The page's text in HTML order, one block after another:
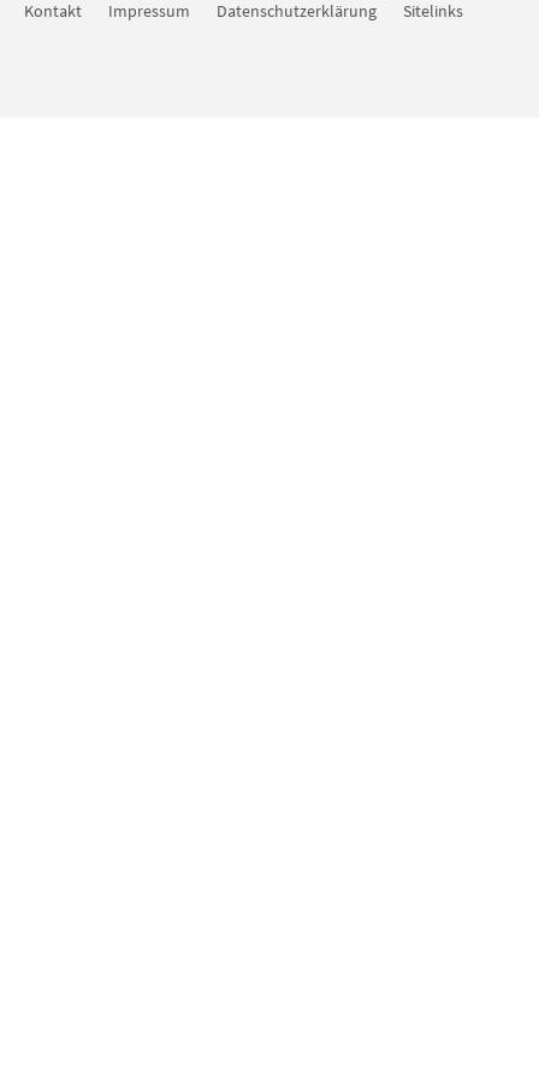
Kontakt Impressum Datenschutzerklärung Sitelinks